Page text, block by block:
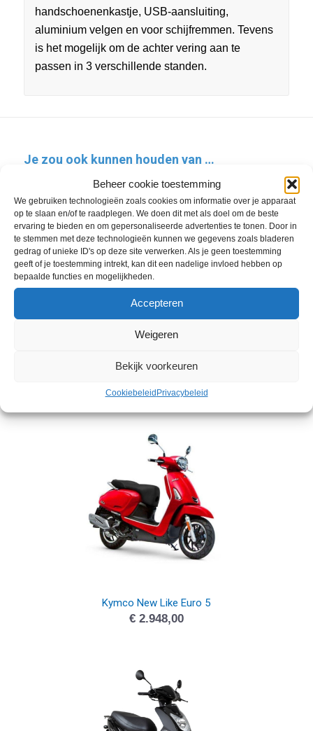
Beheer cookie toestemming
We gebruiken technologieën zoals cookies om informatie over je apparaat
op te slaan en/of te raadplegen. We doen dit met als doel om de beste
ervaring te bieden en om gepersonaliseerde advertenties te tonen. Door in
te stemmen met deze technologieën kunnen we gegevens zoals bladeren
gedrag of unieke ID's op deze site verwerken. Als je geen toestemming
geeft of je toestemming intrekt, kan dit een nadelige invloed hebben op
bepaalde functies en mogelijkheden.
Accepteren
Weigeren
Bekijk voorkeuren
CookiebeleidPrivacybeleid
handschoenenkastje, USB-aansluiting,
aluminium velgen en voor schijfremmen. Tevens
is het mogelijk om de achter vering aan te
passen in 3 verschillende standen.
Je zou ook kunnen houden van …
Kymco Agility 16+ Euro 5
Kymco New Like Euro 5
€2.948,00